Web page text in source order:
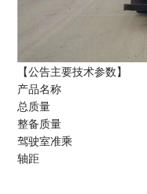
【公告主要技术参数】
产品名称
总质量
整备质量
驾驶室准乘
轴距